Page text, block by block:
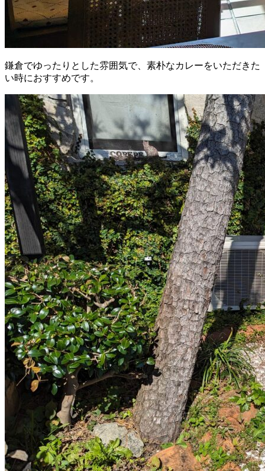
鎌倉でゆったりとした雰囲気で、素朴なカレーをいただきた
い時におすすめです。